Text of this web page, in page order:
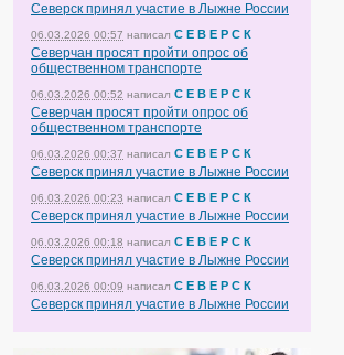
Северск принял участие в Лыжне России
06.03.2026 00:57 написал С Е В Е Р С К
Северчан просят пройти опрос об
общественном транспорте
06.03.2026 00:52 написал С Е В Е Р С К
Северчан просят пройти опрос об
общественном транспорте
06.03.2026 00:37 написал С Е В Е Р С К
Северск принял участие в Лыжне России
06.03.2026 00:23 написал С Е В Е Р С К
Северск принял участие в Лыжне России
06.03.2026 00:18 написал С Е В Е Р С К
Северск принял участие в Лыжне России
06.03.2026 00:09 написал С Е В Е Р С К
Северск принял участие в Лыжне России